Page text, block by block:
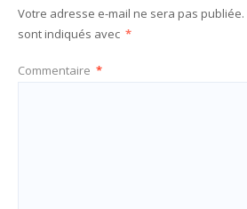
Votre adresse e-mail ne sera pas publiée.
sont indiqués avec *
Commentaire *